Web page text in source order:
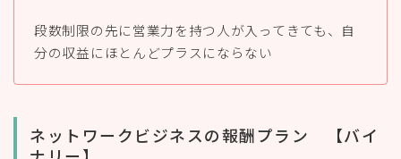
段数制限の先に営業力を持つ人が入ってきても、自
分の収益にほとんどプラスにならない
ネットワークビジネスの報酬プラン 【バイ